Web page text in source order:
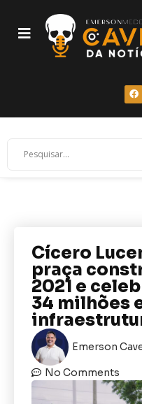
Cícero
praça
2021 e
34 milhões
Emerson
No Comments